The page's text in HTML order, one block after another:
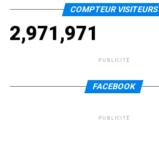
COMPTEUR VISITEURS
2,971,971
PUBLICITÉ
FACEBOOK
PUBLICITÉ